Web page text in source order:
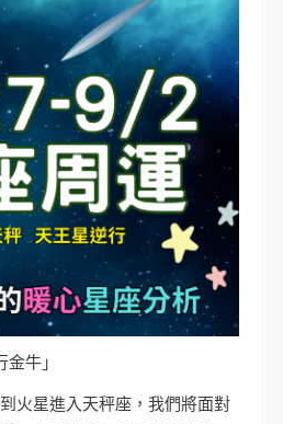
牛」
火星進入天秤座，我們將面對